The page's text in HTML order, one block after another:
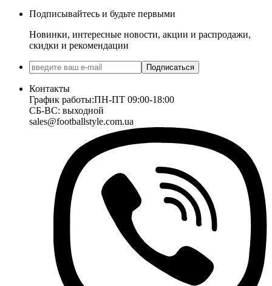
Подписывайтесь и будьте первыми
Новинки, интересные новости, акции и распродажи,
скидки и рекомендации
Подписаться
Контакты
График работы:ПН-ПТ 09:00-18:00
СБ-ВС: выходной
sales@footballstyle.com.ua